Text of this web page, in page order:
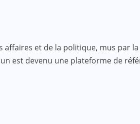
affaires et de la politique, mus
est devenu une plateforme de